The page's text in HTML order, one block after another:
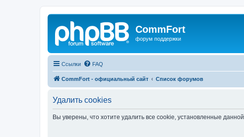
CommFort
форум поддержки
Ссылки FAQ
CommFort - официальный сайт Список форумов
Удалить cookies
Вы уверены, что хотите удалить все cookie, установленные